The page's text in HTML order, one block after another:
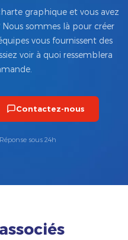
graphique et vous avez
Nous sommes là pour créer
vous fournissent des
voir à quoi ressemblera
Contactez-nous
sous 24h